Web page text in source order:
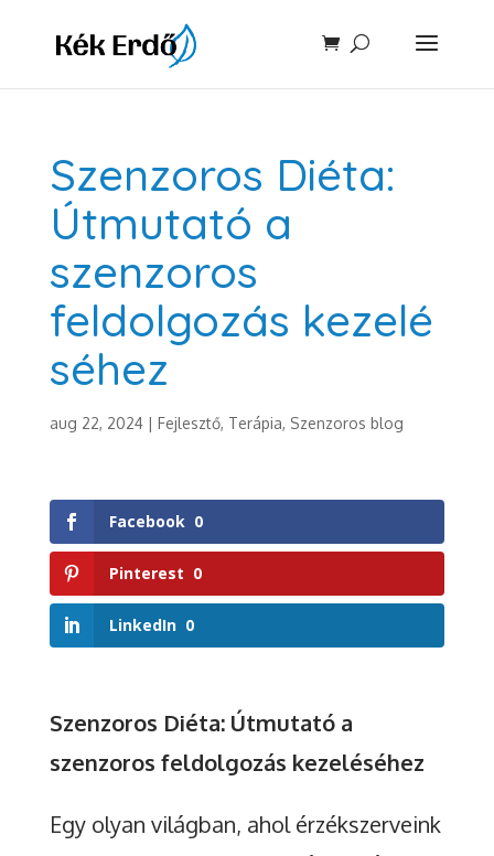
Szenzoros Diéta:
Útmutató a
szenzoros
feldolgozás kezelé
séhez
aug 22, 2024| Fejlesztő, Terápia, Szenzoros blog
Facebook 0
Pinterest 0
LinkedIn 0
Szenzoros Diéta: Útmutató a
szenzoros feldolgozás kezeléséhez
Egy olyan világban, ahol érzékszerveink